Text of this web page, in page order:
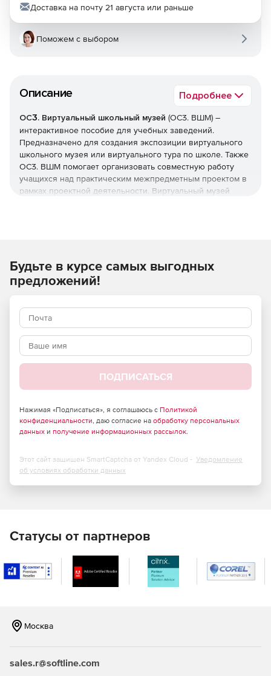
Описание Подробнее
ОСӠ. Виртуальный школьный музей (ОСӠ. ВШМ) –
интерактивное пособие для учебных заведений.
Предназначено для создания экспозиции виртуального
школьного музея или виртуального тура по школе. Также
ОСӠ. ВШМ помогает организовать совместную работу
учащихся над практическим межпредметным проектом в
рамках проектной деятельности. Виртуальный музей
общеобразовательной программы.
Доставка на почту 21 августа или раньше
Поможем с выбором
Будьте в курсе самых выгодных
предложений!
ПОДПИСАТЬСЯ
Нажимая «Подписаться», я соглашаюсь с Политикой
конфиденциальности, даю согласие на обработку персональных
данных и получение информационных рассылок.
Этот сайт защищен SmartCaptcha от Yandex Cloud - Уведомление
об условиях обработки данных
Статусы от партнеров
Москва
sales.r@softline.com